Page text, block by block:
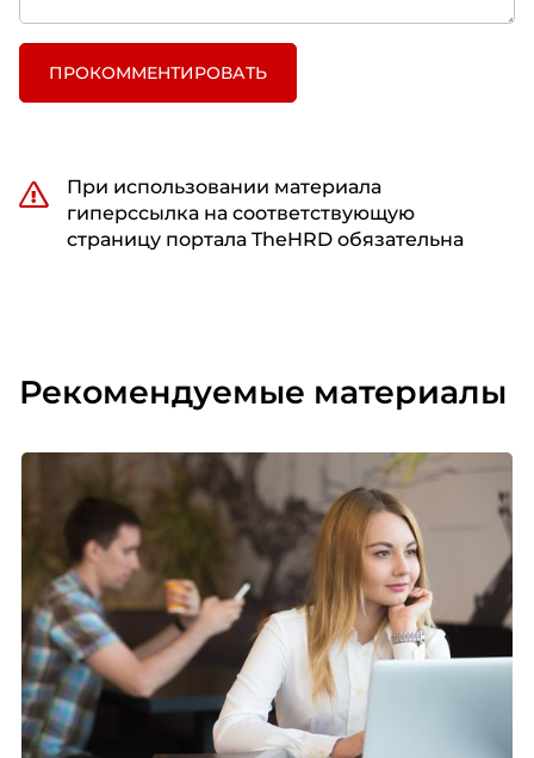
ПРОКОММЕНТИРОВАТЬ
При использовании материала
гиперссылка на соответствующую
страницу портала TheHRD обязательна
Рекомендуемые материалы